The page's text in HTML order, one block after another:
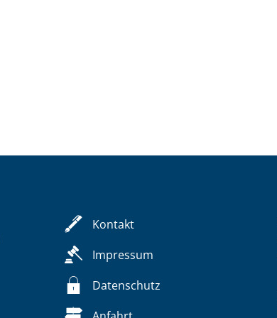
Kontakt
Impressum
Datenschutz